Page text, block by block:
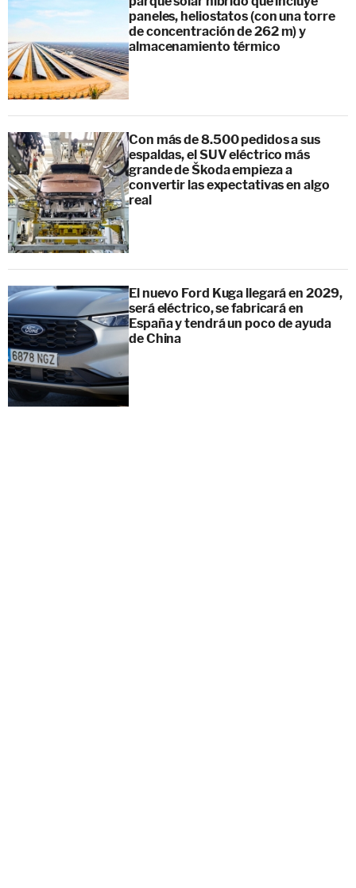
paneles, heliostatos (con una torre
de concentración de 262 m) y
almacenamiento térmico
Con más de 8.500 pedidos a sus
espaldas, el SUV eléctrico más
grande de Škoda empieza a
convertir las expectativas en algo
real
El nuevo Ford Kuga llegará en 2029,
será eléctrico, se fabricará en
España y tendrá un poco de ayuda
de China